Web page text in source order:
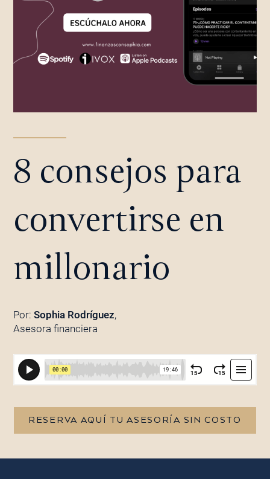
8 consejos para
convertirse en
millonario
Por: Sophia Rodríguez,
Asesora financiera
RESERVA AQUÍ TU ASESORÍA SIN COSTO